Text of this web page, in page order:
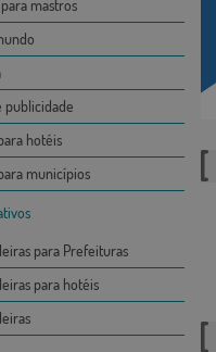
mastros
publicidade
hotéis
municípios
para Prefeituras
para hotéis